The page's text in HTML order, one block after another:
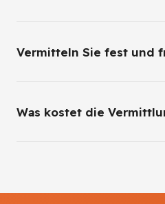
Vermitteln Sie fest und
Was kostet die